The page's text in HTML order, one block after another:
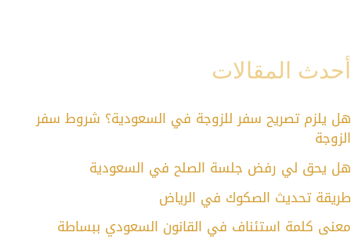
أحدث المقالات
هل يلزم تصريح سفر للزوجة في السعودية؟ شروط سفر
الزوجة
هل يحق لي رفض جلسة الصلح في السعودية
طريقة تحديث الصكوك في الرياض
معنى كلمة استئناف في القانون السعودي ببساطة